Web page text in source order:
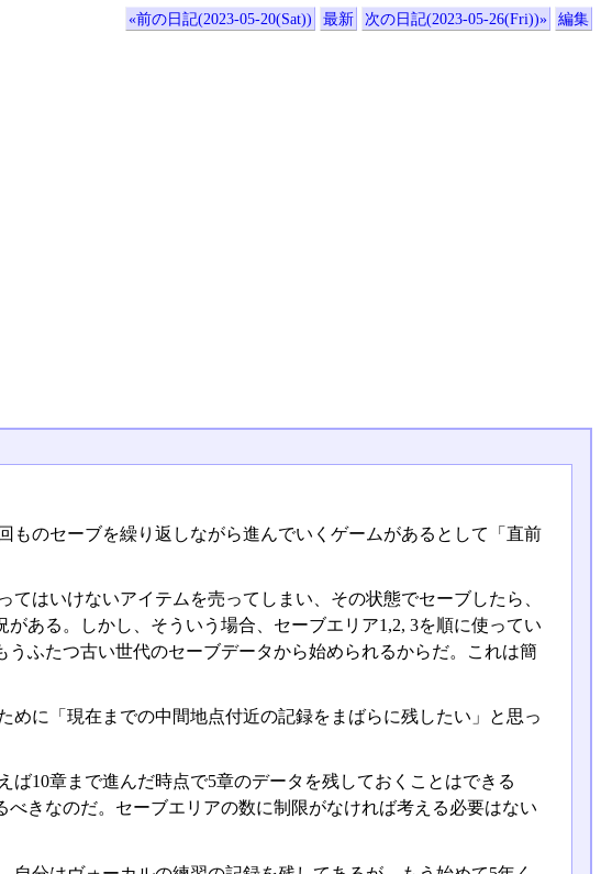
«前の日記(2023-05-20(Sat)) 最新 次の日記(2023-05-26(Fri))» 編集
ものセーブを繰り返しながら進んでいくゲームがあるとして「直前
はいけないアイテムを売ってしまい、その状態でセーブしたら、
ある。しかし、そういう場合、セーブエリア1,2, 3を順に使ってい
ふたつ古い世代のセーブデータから始められるからだ。これは簡
に「現在までの中間地点付近の記録をまばらに残したい」と思っ
10章まで進んだ時点で5章のデータを残しておくことはできる
きなのだ。セーブエリアの数に制限がなければ考える必要はない